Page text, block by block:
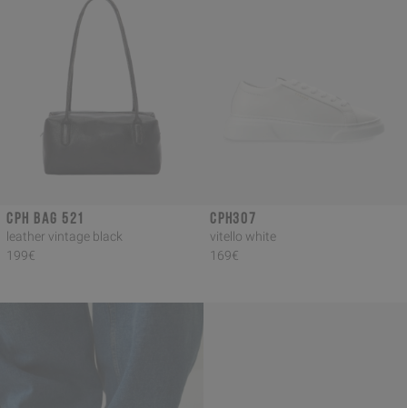
CPH BAG 521
leather vintage black
199€
CPH307
vitello white
169€